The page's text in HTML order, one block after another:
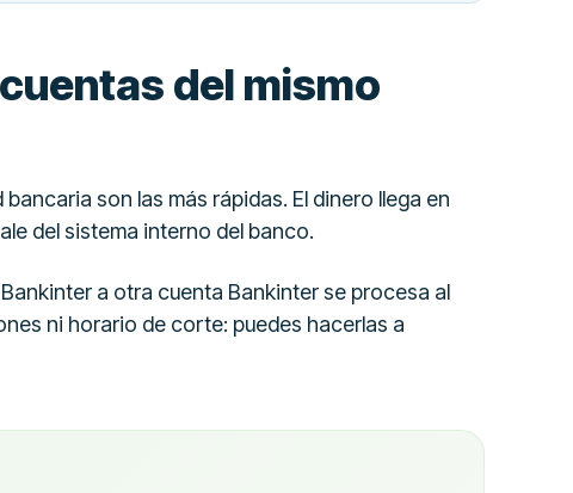
del mismo
son las más rápidas. El dinero llega en
del sistema interno del banco.
a otra cuenta Bankinter se procesa al
ni horario de corte: puedes hacerlas a